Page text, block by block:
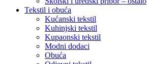
Tekstil i obuća
Kućanski tekstil
Kuhinjski tekstil
Kupaonski tekstil
Modni dodaci
Obuća